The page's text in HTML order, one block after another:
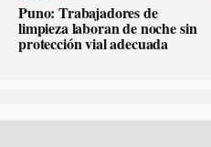
Puno: Trabajadores de
limpieza laboran de noche sin
protección vial adecuada